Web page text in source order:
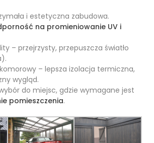
i estetyczna zabudowa.
na promieniowanie UV i
– przejrzysty, przepuszcza światło
– lepsza izolacja termiczna,
wygląd.
do miejsc, gdzie wymagane jest
pomieszczenia.